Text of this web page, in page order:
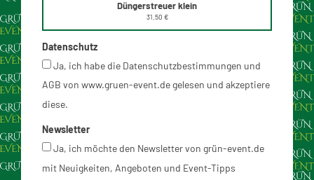
Düngerstreuer klein
31,50 €
Datenschutz
Ja, ich habe die Datenschutzbestimmungen und
AGB von www.gruen-event.de gelesen und akzeptiere
diese.
Newsletter
Ja, ich möchte den Newsletter von grün-event.de
mit Neuigkeiten, Angeboten und Event-Tipps